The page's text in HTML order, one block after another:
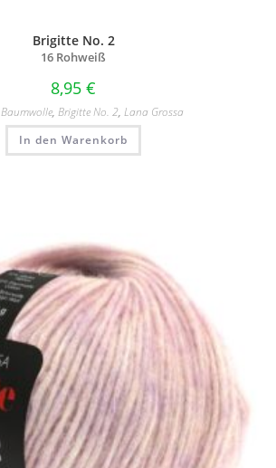
Brigitte No. 2
16 Rohweiß
8,95 €
Baumwolle, Brigitte No. 2, Lana Grossa
In den Warenkorb